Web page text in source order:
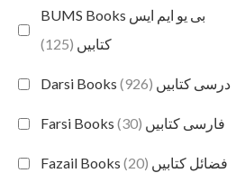
BUMS Books بی یو ایم ایس
کتابیں (125)
Darsi Books درسی کتابیں (926)
Farsi Books فارسی کتابیں (30)
Fazail Books فضائل کتابیں (20)